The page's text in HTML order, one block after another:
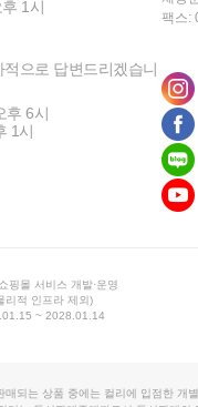
1시
으로 답변드리겠습니
후 6시
1시
팩스:
핑몰 서비스 개발·운영
리적 인프라 제외)
~ 2028.01.14
매되는 상품 중에는 컬리에 입점한 개